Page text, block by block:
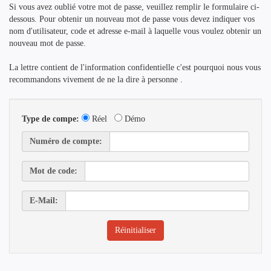
Si vous avez oublié votre mot de passe, veuillez remplir le formulaire ci-
dessous. Pour obtenir un nouveau mot de passe vous devez indiquer vos
nom d'utilisateur, code et adresse e-mail à laquelle vous voulez obtenir un
nouveau mot de passe.
La lettre contient de l'information confidentielle c'est pourquoi nous vous
recommandons vivement de ne la dire à personne .
Type de compe: Réel Démo
Numéro de compte:
Mot de code:
E-Mail: